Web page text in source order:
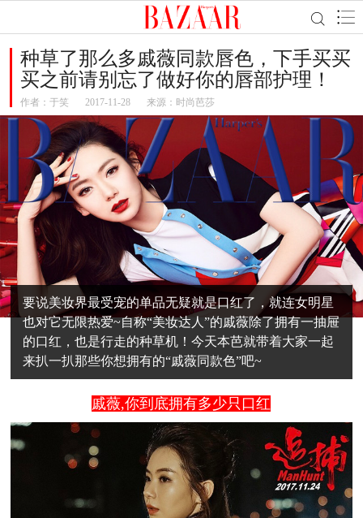
种草了那么多戚薇同款唇色，下手买买
买之前请别忘了做好你的唇部护理！
作者： 于笑 2017-11-28 来源：时尚芭莎
要说美妆界最受宠的单品无疑就是口红了，就连女明星
也对它无限热爱~自称“美妆达人”的戚薇除了拥有一抽屉
的口红，也是行走的种草机！今天本芭就带着大家一起
来扒一扒那些你想拥有的“戚薇同款色”吧~
戚薇,你到底拥有多少只口红